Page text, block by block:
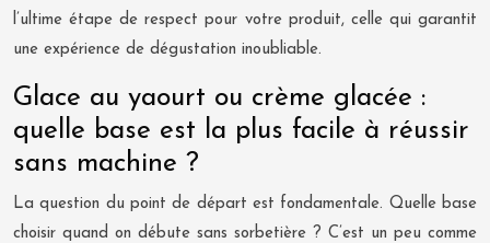
l’ultime étape de respect pour votre produit, celle qui garantit
une expérience de dégustation inoubliable.
Glace au yaourt ou crème glacée :
quelle base est la plus facile à réussir
sans machine ?
La question du point de départ est fondamentale. Quelle base
choisir quand on débute sans sorbetière ? C’est un peu comme